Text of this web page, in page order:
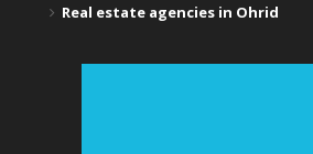
Real estate agencies in Ohrid